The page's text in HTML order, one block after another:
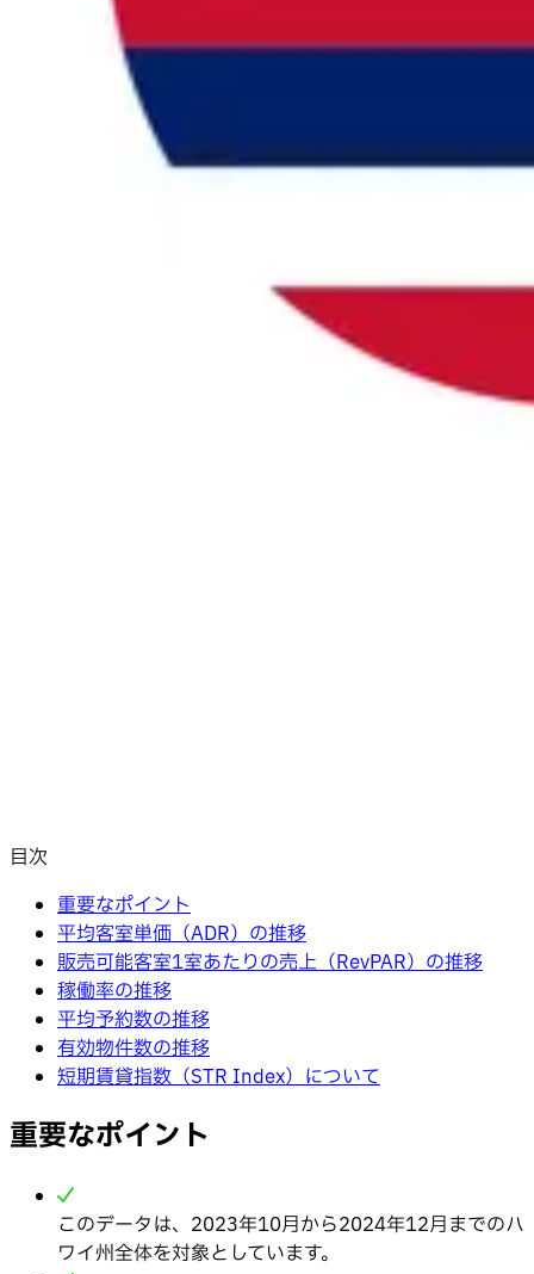
目次
重要なポイント
平均客室単価（ADR）の推移
販売可能客室1室あたりの売上（RevPAR）の推移
稼働率の推移
平均予約数の推移
有効物件数の推移
短期賃貸指数（STR Index）について
重要なポイント
このデータは、2023年10月から2024年12月までのハ
ワイ州全体を対象としています。